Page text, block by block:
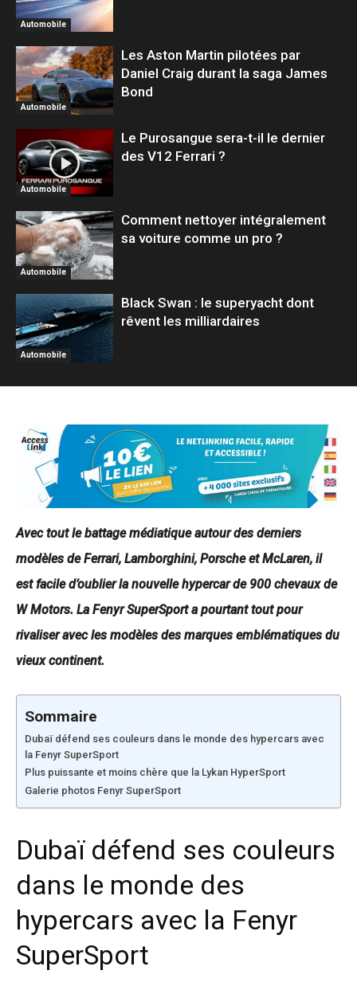
Automobile
Automobile
Les Aston Martin pilotées par
Daniel Craig durant la saga James
Bond
Automobile
Le Purosangue sera-t-il le dernier
des V12 Ferrari ?
Automobile
Comment nettoyer intégralement
sa voiture comme un pro ?
Automobile
Black Swan : le superyacht dont
rêvent les milliardaires
Avec tout le battage médiatique autour des derniers
modèles de Ferrari, Lamborghini, Porsche et McLaren, il
est facile d’oublier la nouvelle hypercar de 900 chevaux de
W Motors. La Fenyr SuperSport a pourtant tout pour
rivaliser avec les modèles des marques emblématiques du
vieux continent.
Sommaire
Dubaï défend ses couleurs dans le monde des hypercars avec
la Fenyr SuperSport
Plus puissante et moins chère que la Lykan HyperSport
Galerie photos Fenyr SuperSport
Dubaï défend ses couleurs
dans le monde des
hypercars avec la Fenyr
SuperSport